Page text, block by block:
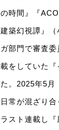
の時間』『
建築幻視譚』
ガ部門で審査
載をしていた
た。2025年5月
日常が混ざり
ラスト連載し